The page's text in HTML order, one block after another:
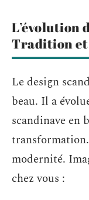
L’évolution
Tradition
Le design
beau. Il a
scandinave en
modernité.
chez vous :